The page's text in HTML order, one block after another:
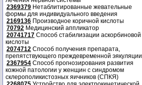
2369379 Нетаблитированные жевательные
формы для индивидуального введения
2169136 Производное коричной кислоты
70792 Медицинский аппликатор
20741717 Способ стабилизации аскорбиновой
кислоты
2074712 Способ получения препарата,
препятствующего преждевременной эякуляции
2367954 Способ прогнозирования развития
кожной патологии у женщин с синдромом
склерополикистозных яичников (СПКЯ)